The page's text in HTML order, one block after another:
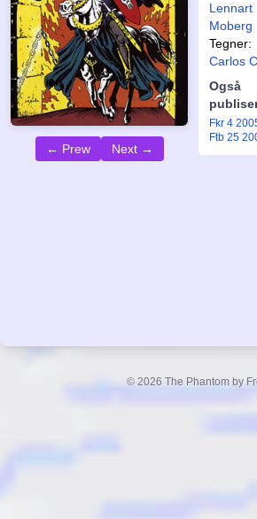
← Prew Next →
Lennart
Moberg
Tegner:
Carlos
Også
Fkr 4
Ftb 25
© 2026 The Phantom by